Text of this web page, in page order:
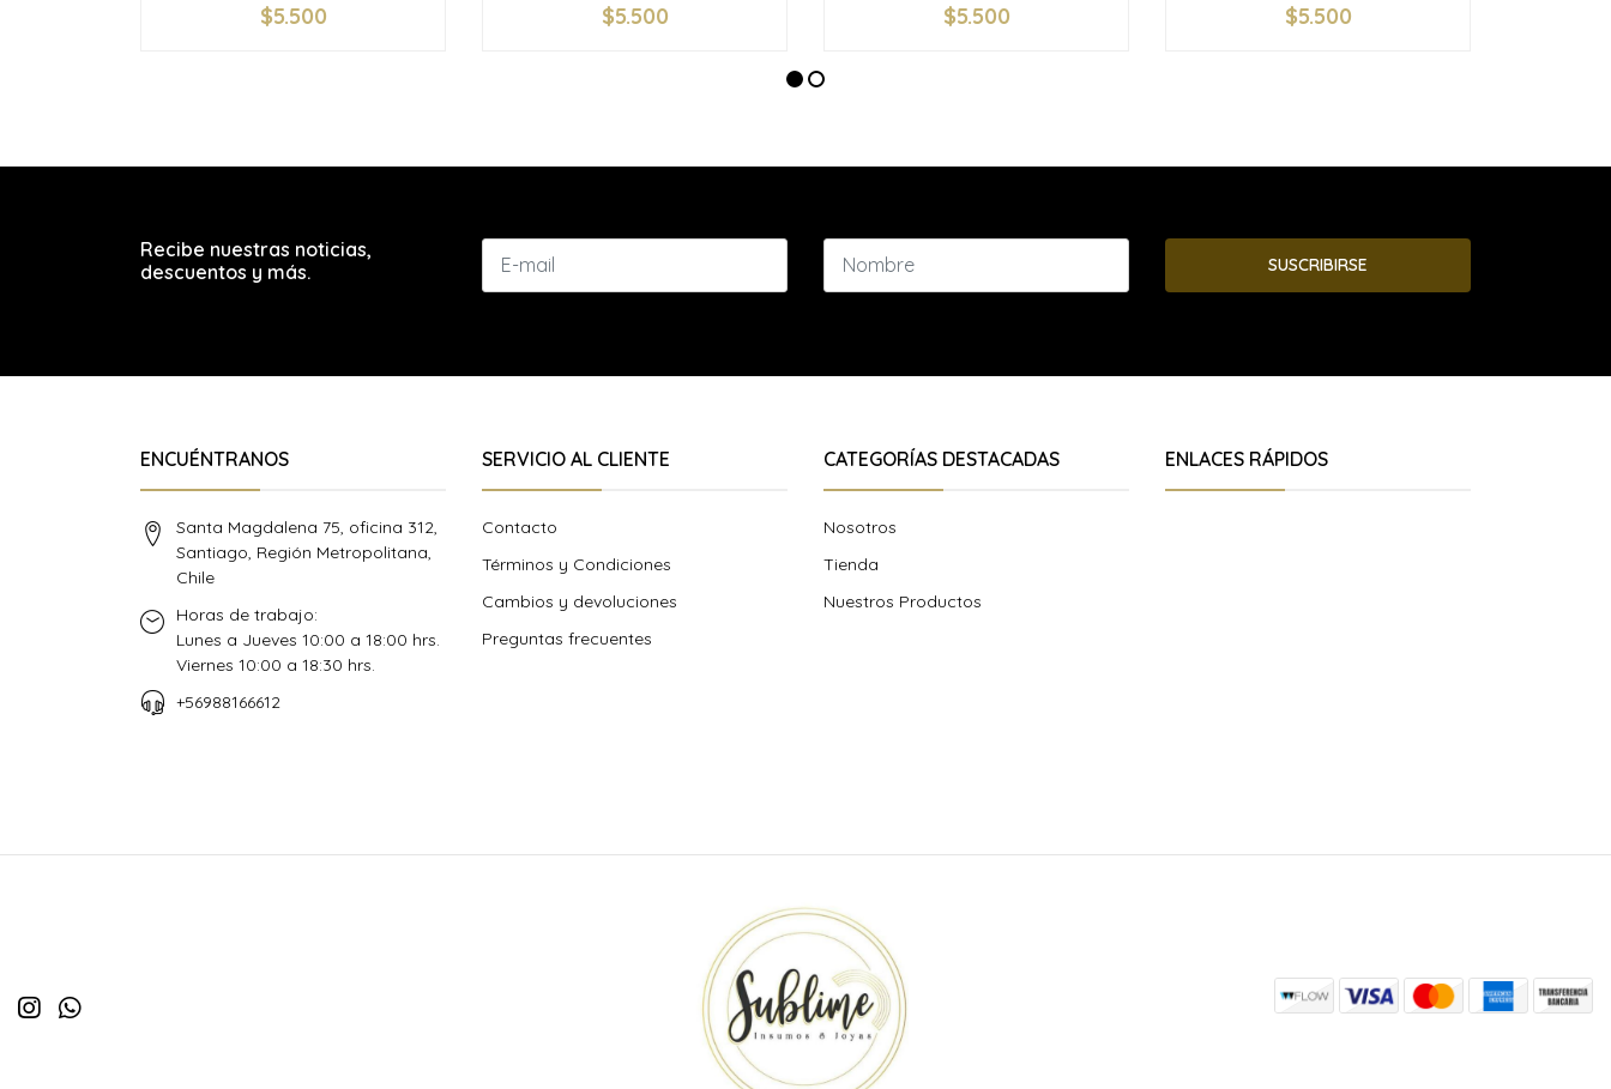
+
$5.500 +
$5.500 +
$5.500 +
$5.500
Recibe nuestras noticias,
descuentos y más.
SUSCRIBIRSE
ENCUÉNTRANOS
Santa Magdalena 75, oficina 312,
Santiago, Región Metropolitana,
Chile
Horas de trabajo:
Lunes a Jueves 10:00 a 18:00 hrs.
Viernes 10:00 a 18:30 hrs.
+56988166612
SERVICIO AL CLIENTE
Contacto
Términos y Condiciones
Cambios y devoluciones
Preguntas frecuentes
CATEGORÍAS DESTACADAS
Nosotros
Tienda
Nuestros Productos
ENLACES RÁPIDOS